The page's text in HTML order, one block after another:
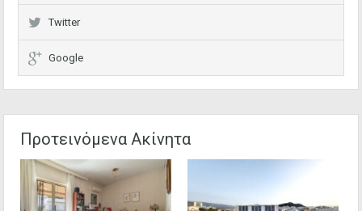
Twitter
Google
Προτεινόμενα Ακίνητα